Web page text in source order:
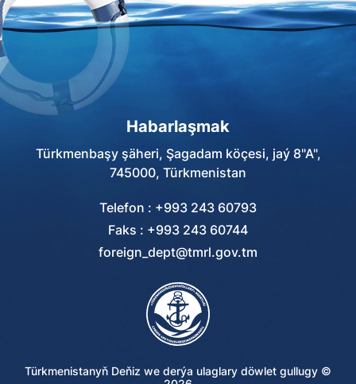
Habarlaşmak
Türkmenbaşy şäheri, Şagadam köçesi, jaý 8"A",
745000, Türkmenistan
Telefon : +993 243 60793
Faks : +993 243 60744
foreign_dept@tmrl.gov.tm
Türkmenistanyň Deňiz we derýa ulaglary döwlet gullugy ©